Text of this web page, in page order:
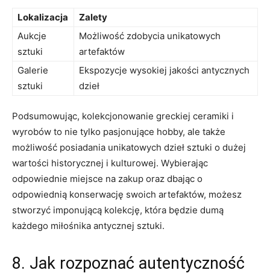
Lokalizacja
Zalety
Aukcje
sztuki
Możliwość ⁤zdobycia unikatowych
artefaktów
Galerie
sztuki
Ekspozycje wysokiej jakości antycznych
dzieł
Podsumowując, kolekcjonowanie greckiej⁣ ceramiki i
wyrobów to nie tylko pasjonujące ‍hobby, ale także
możliwość posiadania unikatowych dzieł ⁤sztuki ‌o dużej‍
wartości⁣ historycznej i kulturowej. Wybierając
odpowiednie miejsce na zakup‌ oraz dbając o
odpowiednią⁣ konserwację swoich artefaktów, możesz
stworzyć imponującą ⁤kolekcję, która będzie dumą
każdego ‌miłośnika antycznej sztuki.
8. ​Jak ⁣rozpoznać autentyczność